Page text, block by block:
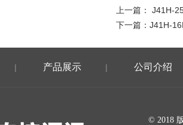
上一篇： J41H-
下一篇： J41H-
| 产品展示 | 公司介绍
© 2018